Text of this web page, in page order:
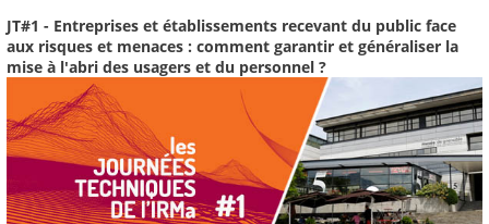
JT#1 - Entreprises et établissements recevant du public face
aux risques et menaces : comment garantir et généraliser la
mise à l'abri des usagers et du personnel ?